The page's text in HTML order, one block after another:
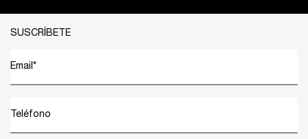
SUSCRÍBETE
Email *
Teléfono